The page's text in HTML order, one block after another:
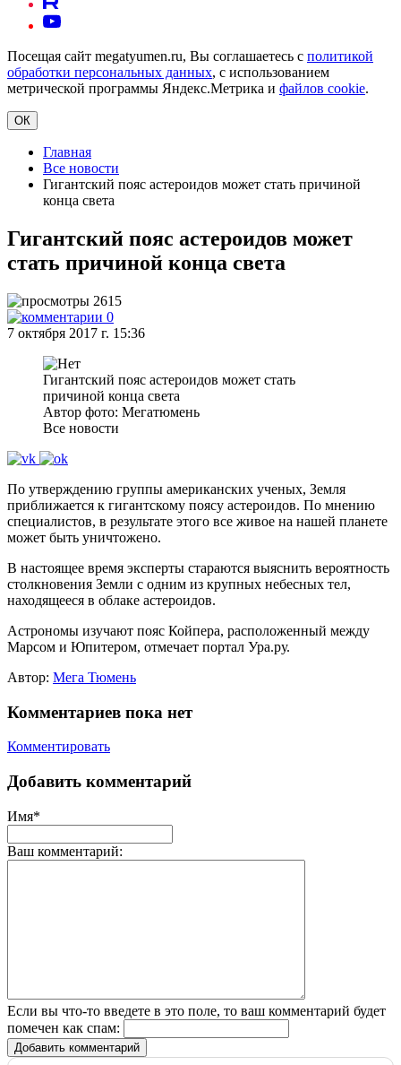
Посещая сайт megatyumen.ru, Вы соглашаетесь с политикой
обработки персональных данных, с использованием
метрической программы Яндекс.Метрика и файлов cookie.
ОК
Главная
Все новости
Гигантский пояс астероидов может стать причиной
конца света
Гигантский пояс астероидов может
стать причиной конца света
2615
0
7 октября 2017 г. 15:36
Гигантский пояс астероидов может стать
причиной конца света
Автор фото: Мегатюмень
Все новости
По утверждению группы американских ученых, Земля
приближается к гигантскому поясу астероидов. По мнению
специалистов, в результате этого все живое на нашей планете
может быть уничтожено.
В настоящее время эксперты стараются выяснить вероятность
столкновения Земли с одним из крупных небесных тел,
находящееся в облаке астероидов.
Астрономы изучают пояс Койпера, расположенный между
Марсом и Юпитером, отмечает портал Ура.ру.
Автор: Мега Тюмень
Комментариев пока нет
Комментировать
Добавить комментарий
Имя*
Ваш комментарий:
Если вы что-то введете в это поле, то ваш комментарий будет
помечен как спам:
Добавить комментарий